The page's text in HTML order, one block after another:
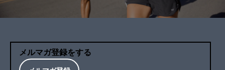
メルマガ登録をする